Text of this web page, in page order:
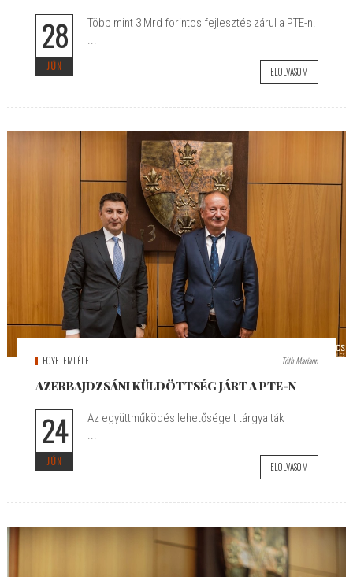
28
JÚN
Több mint 3 Mrd forintos fejlesztés zárul a PTE-n.
...
ELOLVASOM
EGYETEMI ÉLET Tóth Mariann
AZERBAJDZSÁNI KÜLDÖTTSÉG JÁRT A PTE-N
24
JÚN
Az együttműködés lehetőségeit tárgyalták
...
ELOLVASOM